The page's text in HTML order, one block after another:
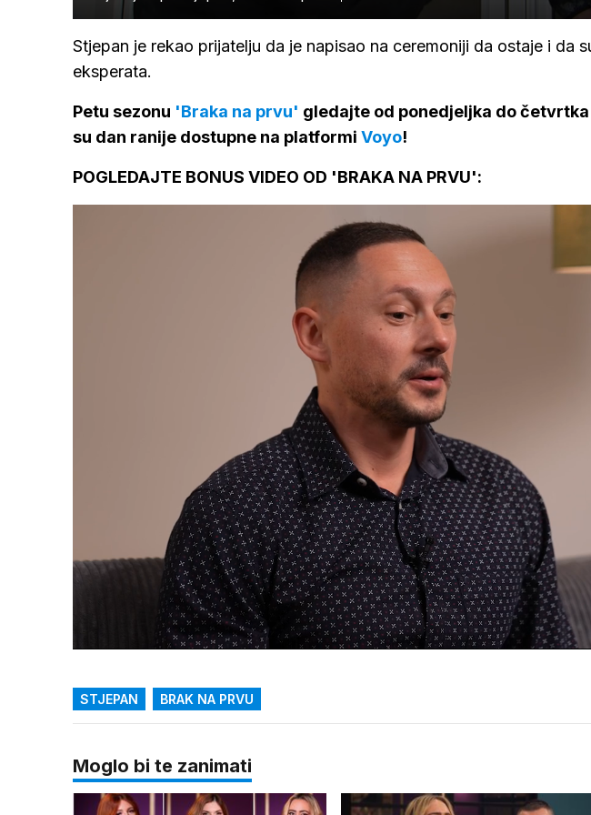
Stjepan je rekao prijatelju da je napisao na ceremoniji da ostaje i da
eksperata.
Petu sezonu 'Braka na prvu' gledajte od ponedjeljka do četvrtka
su dan ranije dostupne na platformi Voyo!
POGLEDAJTE BONUS VIDEO OD 'BRAKA NA PRVU':
zvuk
/
Loaded:
25.08%
STJEPAN BRAK NA PRVU
Moglo bi te zanimati